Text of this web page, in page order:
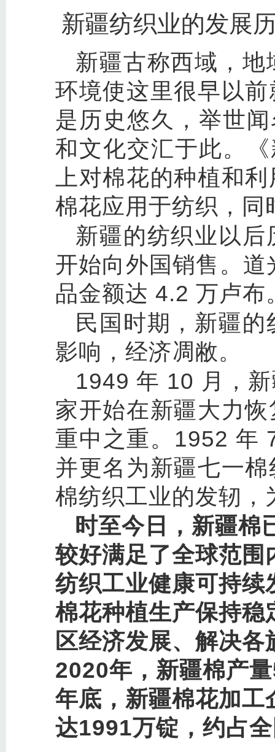
新疆纺织业的发展
新疆古称西域，
环境使这里很早以
是历史悠久，举世
和文化交汇于此。
上对棉花的种植和
棉花应用于纺织，同
新疆的纺织业以
开始向外国销售。
品金额达 4.2 万卢布
民国时期，新疆
影响，经济凋敝。
1949年 10 月，
家开始在新疆大力
重中之重。1952 年
并更名为新疆七一
棉纺织工业的发轫，
时至今日，新疆棉
较好满足了全球范围
纺织工业健康可持续
棉花种植生产保持稳
区经济发展、解决
2020年，新疆棉产
年底，新疆棉花加
达1991万锭，约占